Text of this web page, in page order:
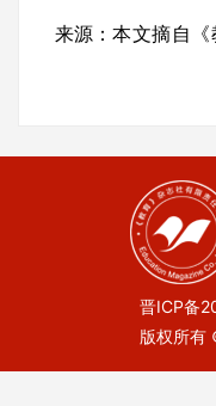
来源： 本文摘自《
晋ICP备
版权所有